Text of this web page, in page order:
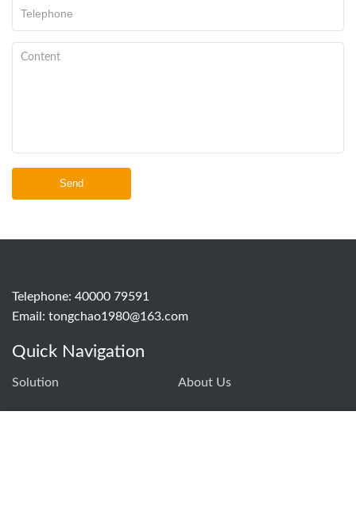
Send
Telephone: 40000 79591
Email: tongchao1980@163.com
Quick Navigation
Solution About Us